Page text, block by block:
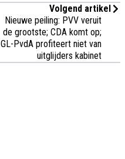
Volgend artikel
Nieuwe peiling: PVV veruit
de grootste; CDA komt op;
GL-PvdA profiteert niet van
uitglijders kabinet